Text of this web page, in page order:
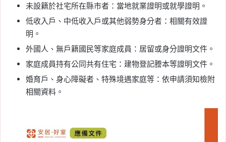
未設籍於社宅所在縣市者：當地就業證明或就學證明。
低收入戶、中低收入戶或其他弱勢身分者：相關有效證
明。
外國人、無戶籍國民等家庭成員：居留或身分證明文件。
家庭成員持有公同共有住宅：建物登記謄本等證明文件。
婚育戶、身心障礙者、特殊境遇家庭等：依申請須知檢附
相關資料。